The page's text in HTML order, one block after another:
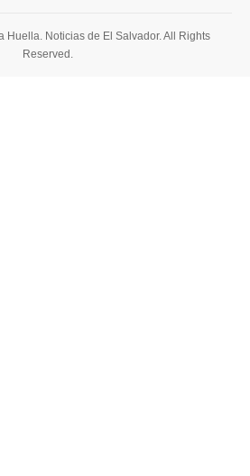
Huella. Noticias de El Salvador. All Rights
Reserved.